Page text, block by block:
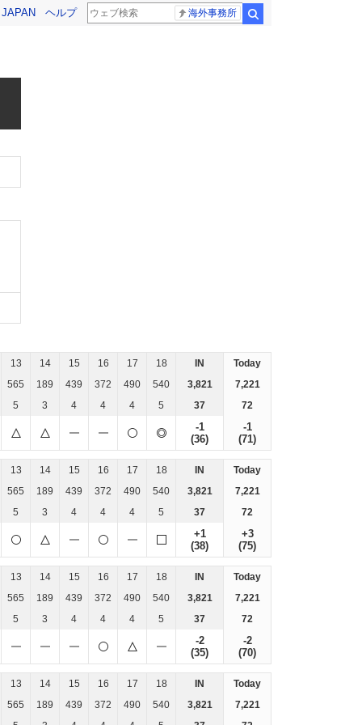
ヘルプ 海外事務所
13 14 15 16 17 18 IN
Today
565 189 439 372 490 540 3,821
7,221
5 3 4 4 4 5 37 72
-1
(36)
-1
(71)
13 14 15 16 17 18 IN
Today
565 189 439 372 490 540 3,821
7,221
5 3 4 4 4 5 37 72
+1
(38)
+3
(75)
13 14 15 16 17 18 IN
Today
565 189 439 372 490 540 3,821
7,221
5 3 4 4 4 5 37 72
-2
(35)
-2
(70)
13 14 15 16 17 18 IN
Today
565 189 439 372 490 540 3,821
7,221